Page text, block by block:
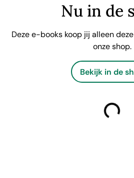
Nu in de
Deze e-books koop jij alleen
onze shop.
Bekijk in de
laden